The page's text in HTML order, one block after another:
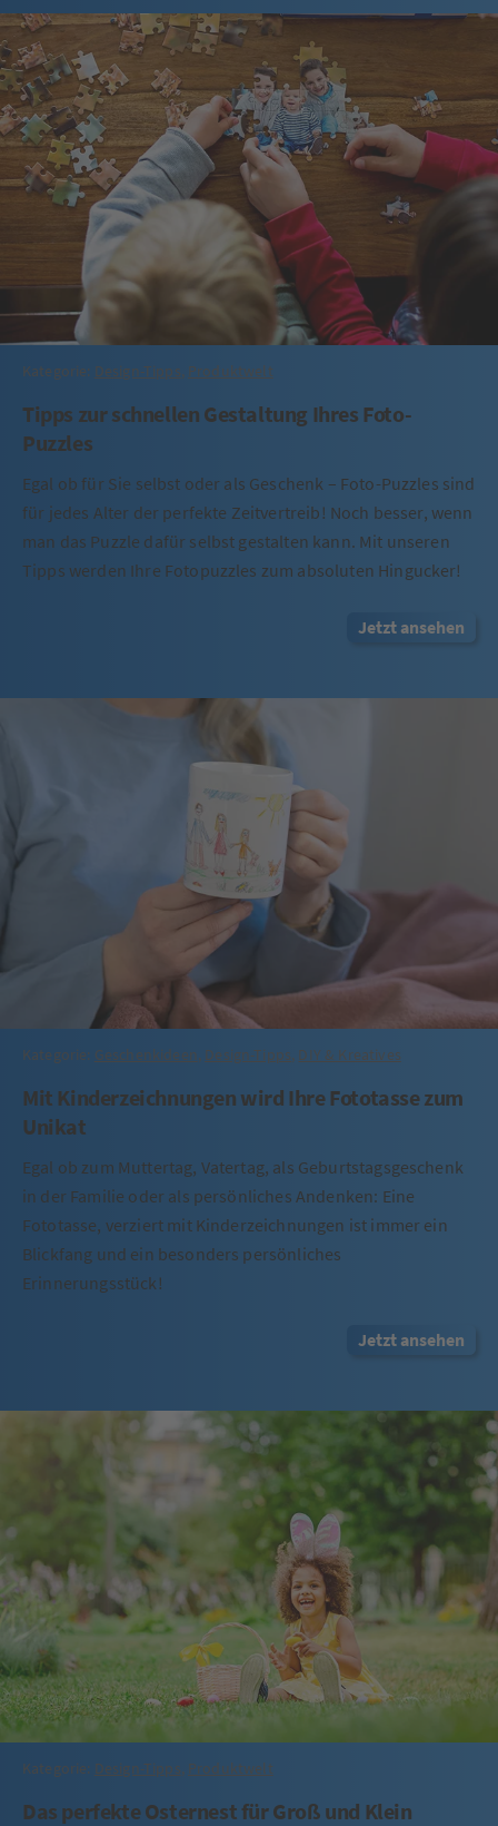
Kategorie: Design-Tipps, Produktwelt
Tipps zur schnellen Gestaltung Ihres Foto-
Puzzles
Egal ob für Sie selbst oder als Geschenk – Foto-Puzzles sind
für jedes Alter der perfekte Zeitvertreib! Noch besser, wenn
man das Puzzle dafür selbst gestalten kann. Mit unseren
Tipps werden Ihre Fotopuzzles zum absoluten Hingucker!
Jetzt ansehen
Kategorie: Geschenkideen, Design-Tipps, DIY & Kreatives
Mit Kinderzeichnungen wird Ihre Fototasse zum
Unikat
Egal ob zum Muttertag, Vatertag, als Geburtstagsgeschenk
in der Familie oder als persönliches Andenken: Eine
Fototasse, verziert mit Kinderzeichnungen ist immer ein
Blickfang und ein besonders persönliches
Erinnerungsstück!
Jetzt ansehen
Kategorie: Design-Tipps, Produktwelt
Das perfekte Osternest für Groß und Klein